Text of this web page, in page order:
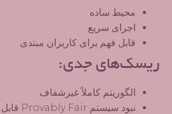
محیط ساده
اجرای سریع
قابل فهم برای کاربران مبتدی
ریسک‌های جدی:
الگوریتم کاملاً غیرشفاف
نبود سیستم Provably Fair قابل راستی‌آزمایی